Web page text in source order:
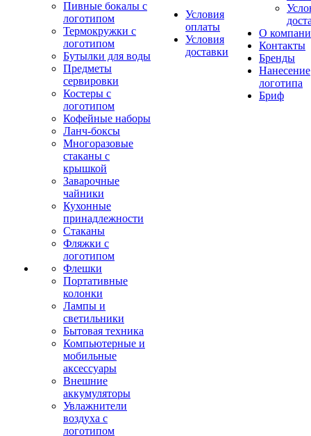
Пивные бокалы с
логотипом
Термокружки с
логотипом
Бутылки для воды
Предметы
сервировки
Костеры с
логотипом
Кофейные наборы
Ланч-боксы
Многоразовые
стаканы с
крышкой
Заварочные
чайники
Кухонные
принадлежности
Стаканы
Фляжки с
логотипом
Флешки
Портативные
колонки
Лампы и
светильники
Бытовая техника
Компьютерные и
мобильные
аксессуары
Внешние
аккумуляторы
Увлажнители
воздуха с
логотипом
Условия
оплаты
Условия
доставки
О
Контакты
Бренды
Нанесение
логотипа
Бриф